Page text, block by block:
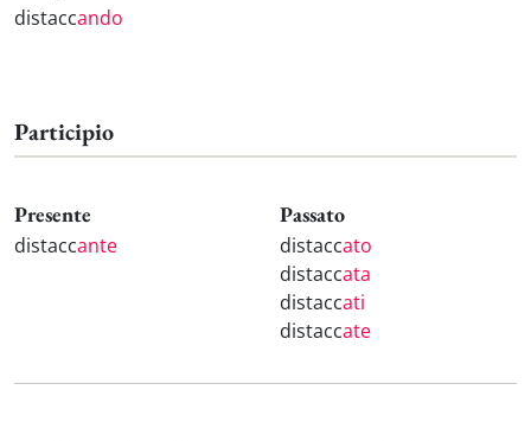
distaccando
Participio
Presente
distaccante
Passato
distaccato
distaccata
distaccati
distaccate